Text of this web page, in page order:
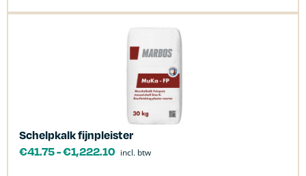
Schelpkalk fijnpleister
€41.75-€1,222.10 incl. btw